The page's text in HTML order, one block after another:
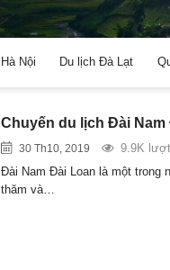
Hà Nội Du lịch Đà Lạt
Chuyến du lịch Đài
30 Th10, 2019
9.9K
Đài Nam Đài Loan là một trong
thăm và…